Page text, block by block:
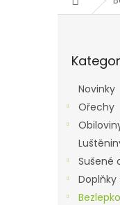
kategorie
Novinky
Ořechy
Sušené